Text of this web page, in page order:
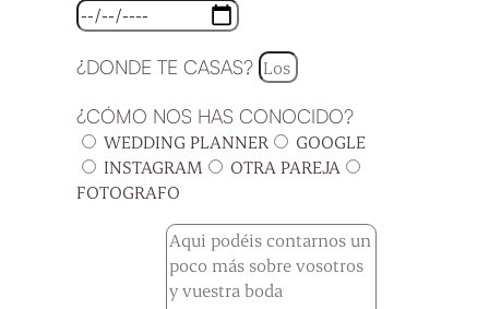
¿DONDE TE CASAS?
¿CÓMO NOS HAS CONOCIDO?
WEDDING PLANNER
GOOGLE
INSTAGRAM
OTRA PAREJA
FOTOGRAFO